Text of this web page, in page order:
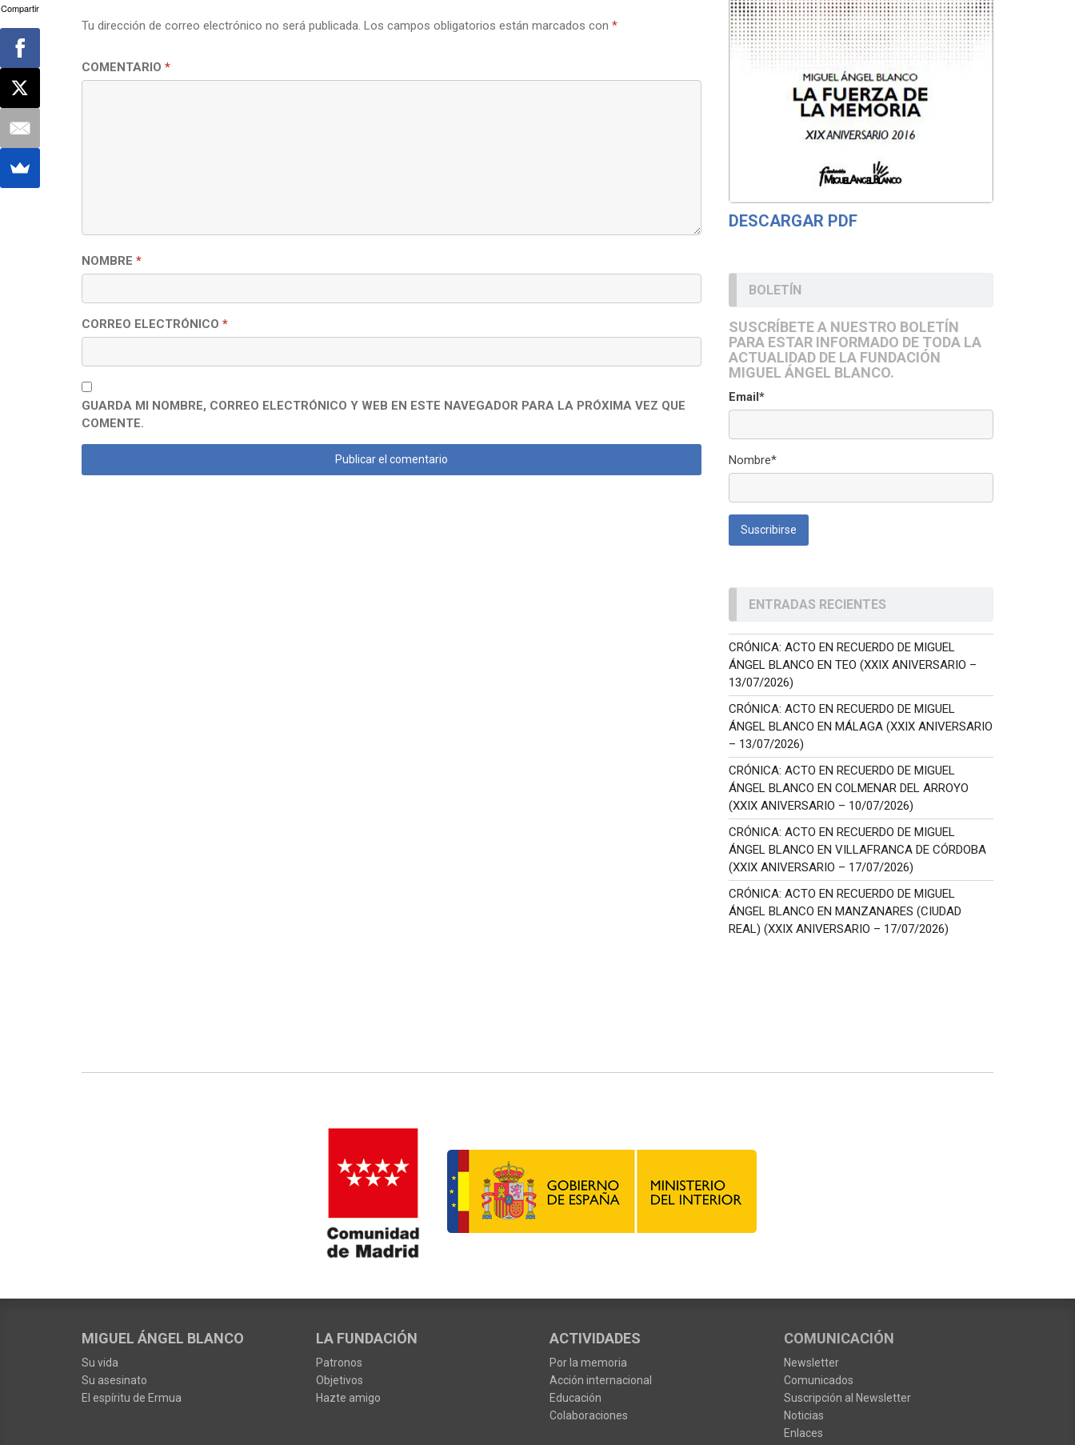
Tu dirección de correo electrónico no será publicada. Los campos obligatorios están marcados con *
COMENTARIO *
NOMBRE *
CORREO ELECTRÓNICO *
GUARDA MI NOMBRE, CORREO ELECTRÓNICO Y WEB EN ESTE NAVEGADOR PARA LA PRÓXIMA VEZ QUE
COMENTE.
DESCARGAR PDF
BOLETÍN
SUSCRÍBETE A NUESTRO BOLETÍN
PARA ESTAR INFORMADO DE TODA LA
ACTUALIDAD DE LA FUNDACIÓN
MIGUEL ÁNGEL BLANCO.
Email*
Nombre*
ENTRADAS RECIENTES
CRÓNICA: ACTO EN RECUERDO DE MIGUEL
ÁNGEL BLANCO EN TEO (XXIX ANIVERSARIO –
13/07/2026)
CRÓNICA: ACTO EN RECUERDO DE MIGUEL
ÁNGEL BLANCO EN MÁLAGA (XXIX ANIVERSARIO
– 13/07/2026)
CRÓNICA: ACTO EN RECUERDO DE MIGUEL
ÁNGEL BLANCO EN COLMENAR DEL ARROYO
(XXIX ANIVERSARIO – 10/07/2026)
CRÓNICA: ACTO EN RECUERDO DE MIGUEL
ÁNGEL BLANCO EN VILLAFRANCA DE CÓRDOBA
(XXIX ANIVERSARIO – 17/07/2026)
CRÓNICA: ACTO EN RECUERDO DE MIGUEL
ÁNGEL BLANCO EN MANZANARES (CIUDAD
REAL) (XXIX ANIVERSARIO – 17/07/2026)
MIGUEL ÁNGEL BLANCO
Su vida
Su asesinato
El espíritu de Ermua
LA FUNDACIÓN
Patronos
Objetivos
Hazte amigo
ACTIVIDADES
Por la memoria
Acción internacional
Educación
Colaboraciones
COMUNICACIÓN
Newsletter
Comunicados
Suscripción al Newsletter
Noticias
Enlaces
Compartir